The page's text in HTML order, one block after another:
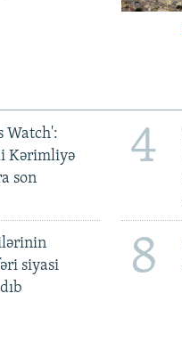
Watch':
Kərimliyə
son
4
siyasi
8